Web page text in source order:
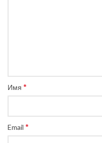
Имя *
Email *